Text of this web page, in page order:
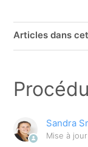
Articles dans
Descriptif de la
Sandra
Mise à jour